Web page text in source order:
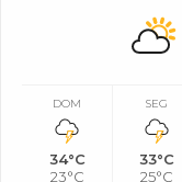
DOM
34°C
23°C
SEG
33°C
25°C